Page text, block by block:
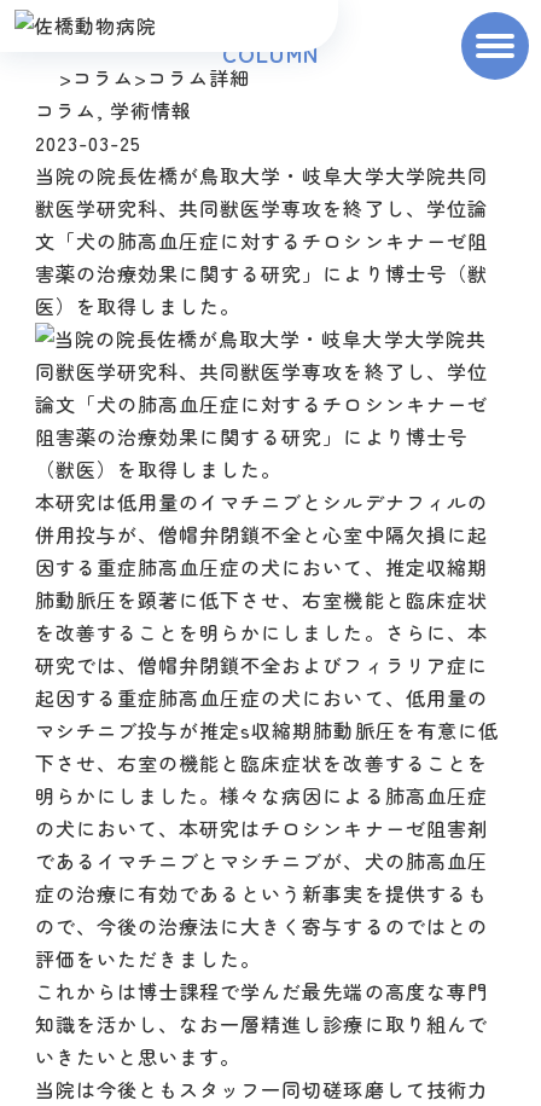
COLUMN
>コラム>コラム詳細
コラム, 学術情報
2023-03-25
当院の院長佐橋が鳥取大学・岐阜大学大学院共同
獣医学研究科、共同獣医学専攻を終了し、学位論
文「犬の肺高血圧症に対するチロシンキナーゼ阻
害薬の治療効果に関する研究」により博士号（獣
医）を取得しました。
本研究は低用量のイマチニブとシルデナフィルの
併用投与が、僧帽弁閉鎖不全と心室中隔欠損に起
因する重症肺高血圧症の犬において、推定収縮期
肺動脈圧を顕著に低下させ、右室機能と臨床症状
を改善することを明らかにしました。さらに、本
研究では、僧帽弁閉鎖不全およびフィラリア症に
起因する重症肺高血圧症の犬において、低用量の
マシチニブ投与が推定s収縮期肺動脈圧を有意に低
下させ、右室の機能と臨床症状を改善することを
明らかにしました。様々な病因による肺高血圧症
の犬において、本研究はチロシンキナーゼ阻害剤
であるイマチニブとマシチニブが、犬の肺高血圧
症の治療に有効であるという新事実を提供するも
ので、今後の治療法に大きく寄与するのではとの
評価をいただきました。
これからは博士課程で学んだ最先端の高度な専門
知識を活かし、なお一層精進し診療に取り組んで
いきたいと思います。
当院は今後ともスタッフ一同切磋琢磨して技術力
トップ
診療案内
院長・スタッフ
院内紹介 FACILITIES
設備紹介 EQUIPMENTS
アクセス ACCESS
コラム COLUMN
お問い合わせ
072-765-3552